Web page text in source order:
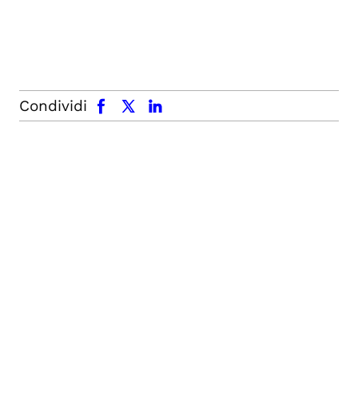
Condividi
facebook x.com linkedin